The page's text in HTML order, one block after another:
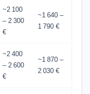
~2 100
– 2 300
€
~1 640 –
1 790 €
~2 400
– 2 600
€
~1 870 –
2 030 €